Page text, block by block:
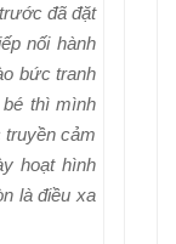
đã đặt
nối hành
bức tranh
thì mình
truyền cảm
hoạt hình
là điều xa